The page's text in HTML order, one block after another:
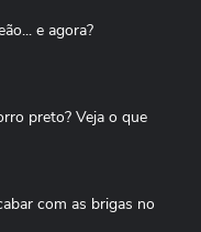
e agora?
preto? Veja o que
com as brigas no